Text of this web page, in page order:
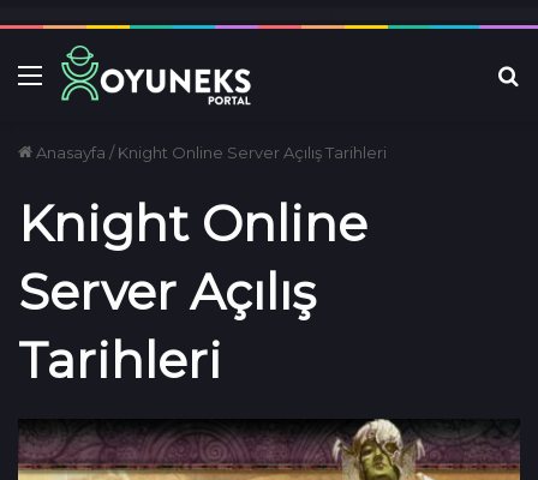
Menü
Anasayfa / Knight Online Server Açılış Tarihleri
Knight Online
Server Açılış
Tarihleri